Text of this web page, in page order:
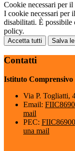
Cookie necessari per
I cookie necessari per
disabilitati. È possibile
policy.
Accetta tutti Salva
Contatti
Istituto Comprensivo
Via P. Togliatti,
Email:
mail
PEC:
una mail